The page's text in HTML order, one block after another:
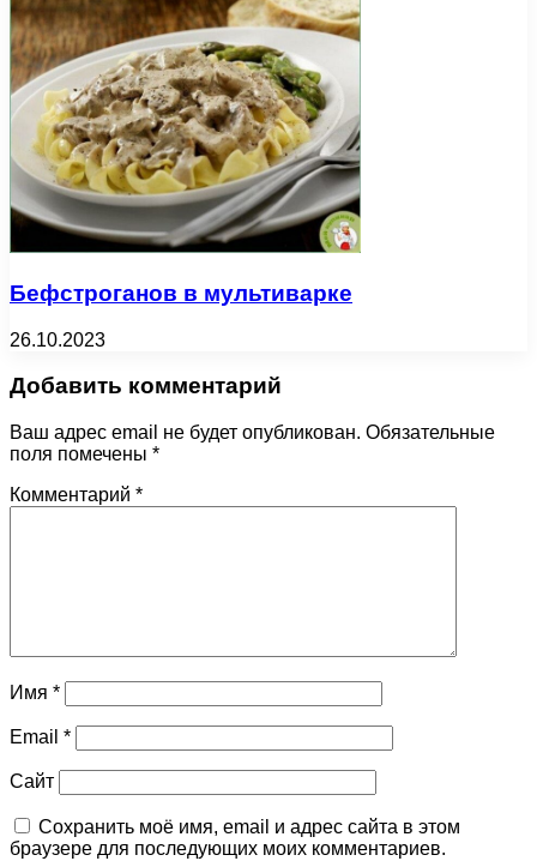
Бефстроганов в мультиварке
26.10.2023
Добавить комментарий
Ваш адрес email не будет опубликован. Обязательные
поля помечены *
Комментарий *
Имя *
Email *
Сайт
Сохранить моё имя, email и адрес сайта в этом
браузере для последующих моих комментариев.